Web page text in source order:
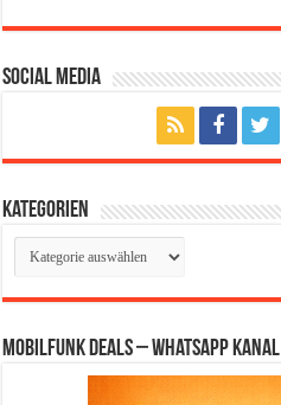
Social Media
Kategorien
Kategorien
Mobilfunk Deals – WhatsApp Kanal